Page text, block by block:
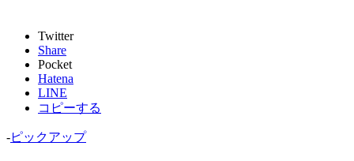
Twitter
Share
Pocket
Hatena
LINE
コピーする
-ピックアップ